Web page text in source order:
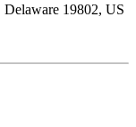
19802, US